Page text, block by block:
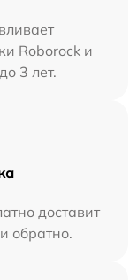
Roborock и
3 лет.
доставит
обратно.